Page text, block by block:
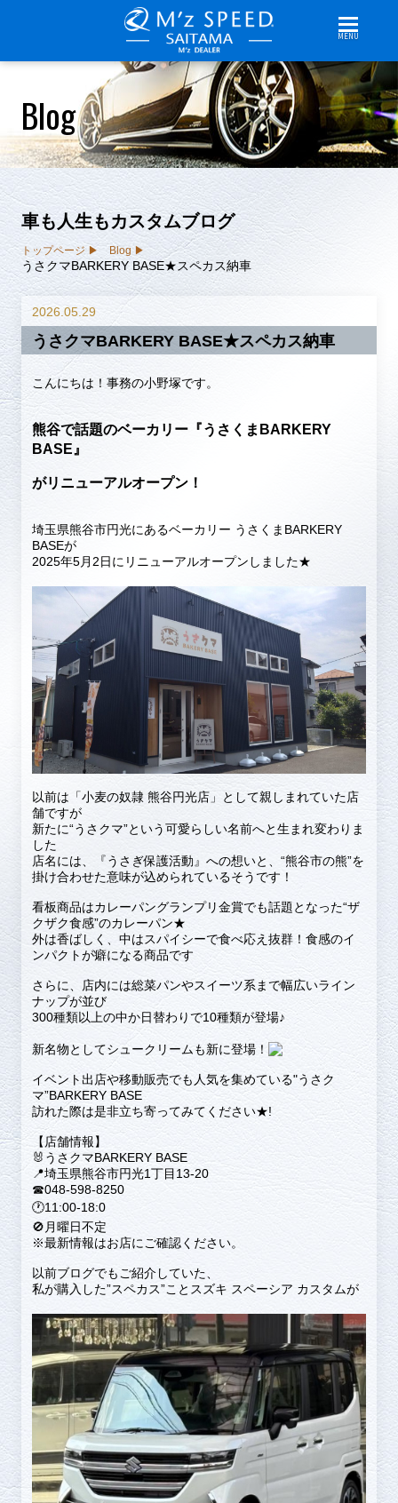
MENU
Blog
車も人生もカスタムブログ
トップページ Blog
うさクマBARKERY BASE★スペカス納車
2026.05.29
うさクマBARKERY BASE★スペカス納車
こんにちは！事務の小野塚です。
熊谷で話題のベーカリー『うさくまBARKERY
BASE』
がリニューアルオープン！
埼玉県熊谷市円光にあるベーカリー うさくまBARKERY
BASEが
2025年5月2日にリニューアルオープンしました★
以前は「小麦の奴隷 熊谷円光店」として親しまれていた店
舗ですが
新たに“うさクマ”という可愛らしい名前へと生まれ変わりま
した
店名には、『うさぎ保護活動』への想いと、“熊谷市の熊”を
掛け合わせた意味が込められているそうです！
看板商品はカレーパングランプリ金賞でも話題となった“ザ
クザク食感”のカレーパン★
外は香ばしく、中はスパイシーで食べ応え抜群！食感のイ
ンパクトが癖になる商品です
さらに、店内には総菜パンやスイーツ系まで幅広いライン
ナップが並び
300種類以上の中か日替わりで10種類が登場♪
新名物としてシュークリームも新に登場！
イベント出店や移動販売でも人気を集めている"うさク
マ”BARKERY BASE
訪れた際は是非立ち寄ってみてください★!
【店舗情報】
🐰うさクマBARKERY BASE
📍埼玉県熊谷市円光1丁目13-20
☎048-598-8250
🕐11:00-18:0
🚫月曜日不定
※最新情報はお店にご確認ください。
以前ブログでもご紹介していた、
私が購入した”スペカス”ことスズキ スペーシア カスタムが